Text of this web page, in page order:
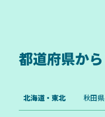
都道府県から
北海道・東北 秋田県